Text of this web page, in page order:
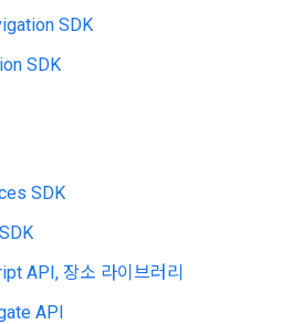
SDK
SDK
SDK
API, 장소 라이브러리
API